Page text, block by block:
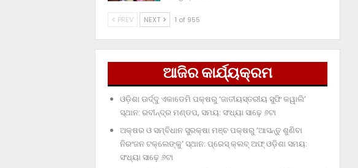
PREV NEXT 1 of 955
ଆଜିର କାର୍ଯ୍ୟକ୍ରମ
ଓଡ଼ିଶା ଊର୍ଦ୍ଦୁ ଏକାଡେମି ପକ୍ଷରୁ ‘ଜାତୀୟସ୍ତରୀୟ ସୁଫି କୱାଲି’
ସ୍ଥାନ: ରବୀନ୍ଦ୍ର ମଣ୍ଡପ, ସମୟ: ସଂଧ୍ୟା ସାଢ଼େ ୬ଟା
ଅକ୍ଷର ଓ ସମ୍ବିଧାନ ସୁରକ୍ଷା ମଞ୍ଚ ପକ୍ଷରୁ ‘ଆସନ୍ତୁ ଶୁଣିବା
ନିରଂଜନ ଟକ୍‌ଲେଙ୍କୁ’ ସ୍ଥାନ: ପ୍ରେସ୍‌ କ୍ଲବ୍‌ ଅଫ୍‌ ଓଡ଼ିଶା ସମୟ:
ସଂଧ୍ୟା ସାଢ଼େ ୬ଟା